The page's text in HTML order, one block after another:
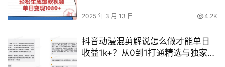
2025 年 3 月 13 日 4.2K
抖音动漫混剪解说怎么做才能单日
收益1k+？从0到1打通精选与独家链